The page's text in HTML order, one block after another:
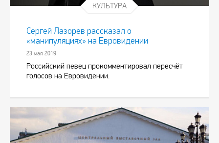
КУЛЬТУРА
Сергей Лазорев рассказал о
«манипуляциях» на Евровидении
23 мая 2019
Российский певец прокомментировал пересчёт
голосов на Евровидении.